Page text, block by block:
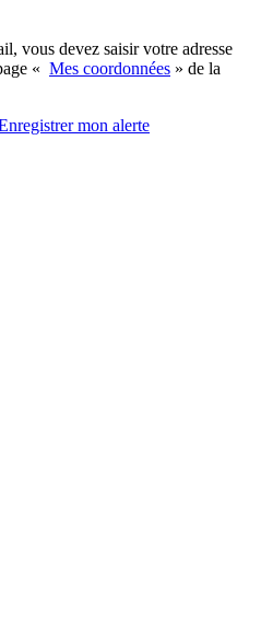
vous devez saisir votre adresse
« Mes coordonnées » de la
mon alerte